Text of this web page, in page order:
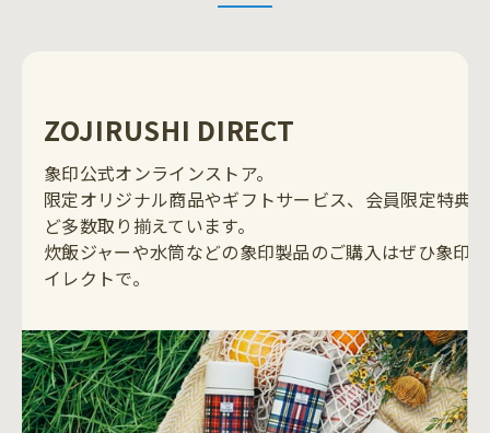
ZOJIRUSHI DIRECT
象印公式オンラインストア。
限定オリジナル商品やギフトサービス、会員限定特典な
ど多数取り揃えています。
炊飯ジャーや水筒などの象印製品のご購入はぜひ象印ダ
イレクトで。